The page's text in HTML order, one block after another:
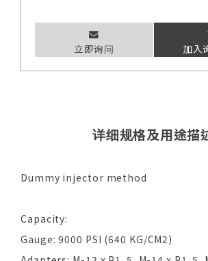
立即询问 加入
详细规格及用途描
Dummy injector method
Capacity:
Gauge: 9000 PSI (640 KG/CM2)